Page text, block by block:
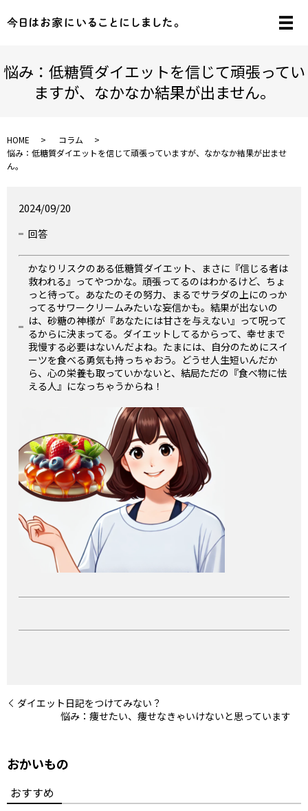
メ
悩み：低糖質ダイエットを信じて頑張ってい
ますが、なかなか結果が出ません。
HOME
コラム
悩み：低糖質ダイエットを信じて頑張っていますが、なかなか結果が出ませ
ん。
2024/09/20
回答
かなりリスクのある低糖質ダイエット、まさに『信じる者は
救われる』ってやつかな。頑張ってるのはわかるけど、ちょ
っと待って。あなたのその努力、まるでサラダの上にのっか
ってるサワークリームみたいな妄信かも。結果が出ないの
は、砂糖の神様が『あなたには甘さを与えない』って呪って
るからに決まってる。ダイエットしてるからって、幸せまで
我慢する必要はないんだよね。たまには、自分のためにスイ
ーツを食べる勇気も持っちゃおう。どうせ人生短いんだか
ら、心の栄養も取っていかないと、結局ただの『食べ物に怯
える人』になっちゃうからね！
ダイエット日記をつけてみない？
悩み：痩せたい、痩せなきゃいけないと思っています
おかいもの
おすすめ